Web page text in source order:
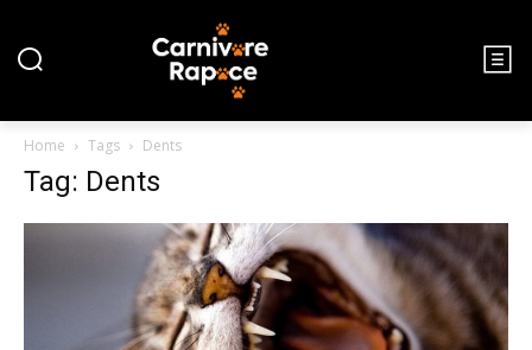
Home Tags Dents
Tag: Dents